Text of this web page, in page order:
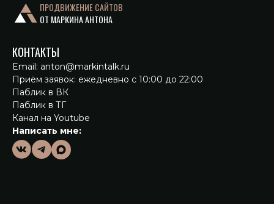
ПРОДВИЖЕНИЕ САЙТОВ
ОТ МАРКИНА АНТОНА
КОНТАКТЫ
Email: anton@markintalk.ru
Приём заявок: ежедневно с 10:00 до 22:00
Паблик в ВК
Паблик в ТГ
Канал на Youtube
Написать мне: